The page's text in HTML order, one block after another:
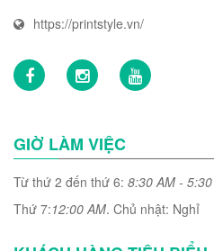
https://printstyle.vn/
GIỜ LÀM VIỆC
Từ thứ 2 đến thứ 6: 8:30 AM -
Thứ 7:12:00 AM. Chủ nhật: Nghỉ